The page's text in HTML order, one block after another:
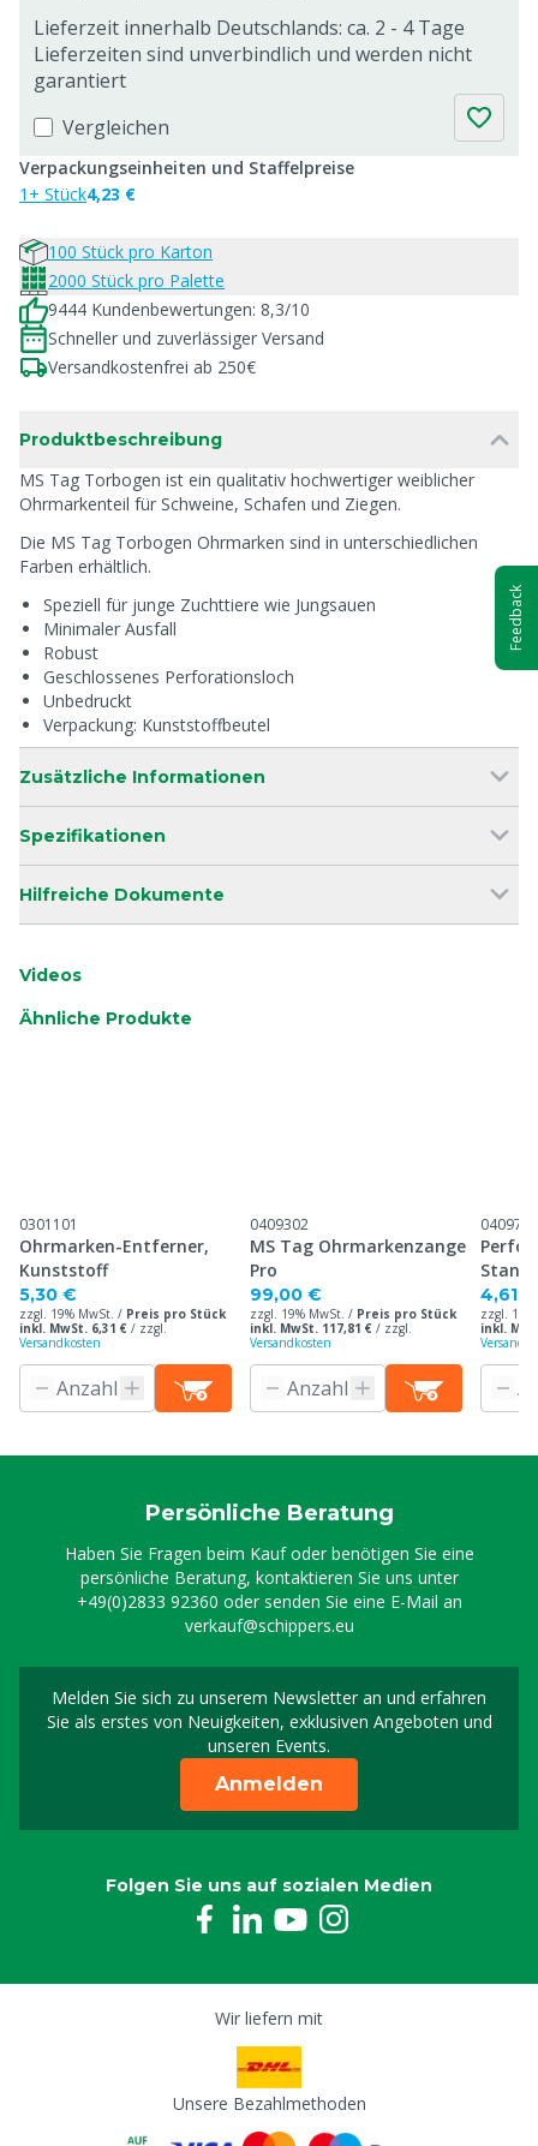
Lieferzeit innerhalb Deutschlands: ca. 2 - 4 Tage
Lieferzeiten sind unverbindlich und werden nicht
garantiert
Vergleichen
Verpackungseinheiten und Staffelpreise
1+ Stück4,23 €
100 Stück pro Karton
2000 Stück pro Palette
9444 Kundenbewertungen: 8,3/10
Schneller und zuverlässiger Versand
Versandkostenfrei ab 250€
Produktbeschreibung
MS Tag Torbogen ist ein qualitativ hochwertiger weiblicher
Ohrmarkenteil für Schweine, Schafen und Ziegen.
Die MS Tag Torbogen Ohrmarken sind in unterschiedlichen
Farben erhältlich.
Speziell für junge Zuchttiere wie Jungsauen
Minimaler Ausfall
Robust
Geschlossenes Perforationsloch
Unbedruckt
Verpackung: Kunststoffbeutel
Zusätzliche Informationen
Spezifikationen
Hilfreiche Dokumente
Videos
Ähnliche Produkte
0301101
Ohrmarken-Entferner,
Kunststoff
5,30 €
zzgl. 19% MwSt. / Preis pro Stück
inkl. MwSt. 6,31 € / zzgl.
Versandkosten
0409302
MS Tag Ohrmarkenzange
Pro
99,00 €
zzgl. 19% MwSt. / Preis pro Stück
inkl. MwSt. 117,81 € / zzgl.
Versandkosten
0409716
4,61 €
zzgl.
inkl.
Persönliche Beratung
Haben Sie Fragen beim Kauf oder benötigen Sie eine
persönliche Beratung, kontaktieren Sie uns unter
+49(0)2833 92360 oder senden Sie eine E-Mail an
verkauf@schippers.eu
Melden Sie sich zu unserem Newsletter an und erfahren
Sie als erstes von Neuigkeiten, exklusiven Angeboten und
unseren Events.
Melden Sie sich für
Anmelden
Folgen Sie uns auf sozialen Medien
Wir liefern mit
Unsere Bezahlmethoden
Feedback